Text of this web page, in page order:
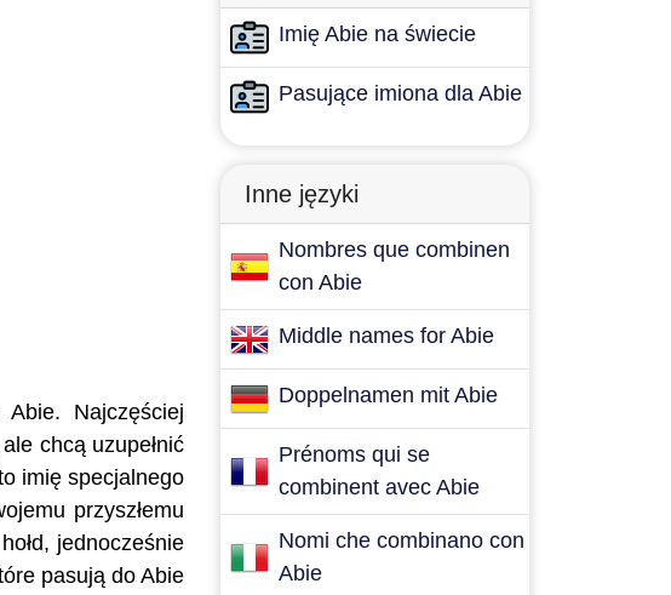
Najczęściej
chcą uzupełnić
imię specjalnego
przyszłemu
jednocześnie
pasują do Abie
Imię Abie na świecie
Pasujące imiona dla Abie
Inne języki
Nombres que combinen
con Abie
Middle names for Abie
Doppelnamen mit Abie
Prénoms qui se
combinent avec Abie
Nomi che combinano con
Abie